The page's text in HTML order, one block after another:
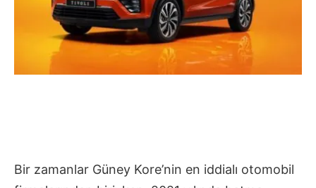
Bir zamanlar Güney Kore’nin en iddialı otomobil